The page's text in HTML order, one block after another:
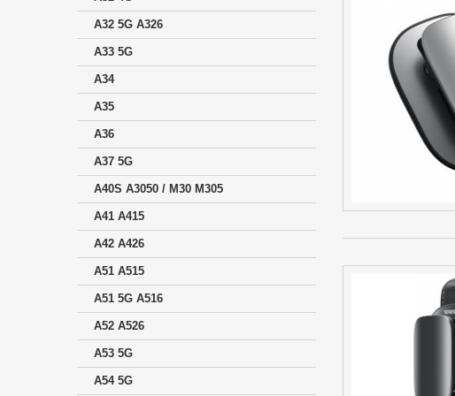
A32 5G A326
A33 5G
A34
A35
A36
A37 5G
A40S A3050 / M30 M305
A41 A415
A42 A426
A51 A515
A51 5G A516
A52 A526
A53 5G
A54 5G